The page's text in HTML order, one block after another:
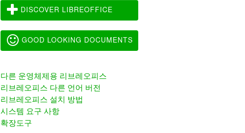
DISCOVER LIBREOFFICE
GOOD LOOKING DOCUMENTS
다른 운영체제용 리브레오피스
리브레오피스 다른 언어 버전
리브레오피스 설치 방법
시스템 요구 사항
확장도구